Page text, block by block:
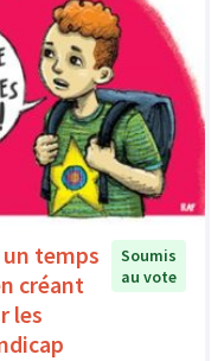
temps
créant
les
Soumis
au vote